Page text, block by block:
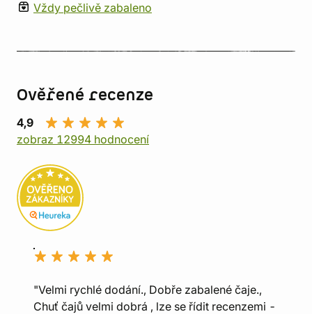
Vždy pečlivě zabaleno
Ověřené recenze
4,9
zobraz 12994 hodnocení
"Velmi rychlé dodání., Dobře zabalené čaje.,
Chuť čajů velmi dobrá , lze se řídit recenzemi -